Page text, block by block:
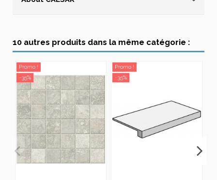
10 autres produits dans la même catégorie :
Promo !
-35%
Promo !
-35%